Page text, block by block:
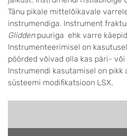
Tänu pikale mittelõikavale
instrumendiga. Instrument
Gliddenpuuriga ehk varre
Instrumenteerimisel on
pöörded võivad olla kas päri-
Instrumendi kasutamisel on pikk
süsteemi modifikatsioon LSX.